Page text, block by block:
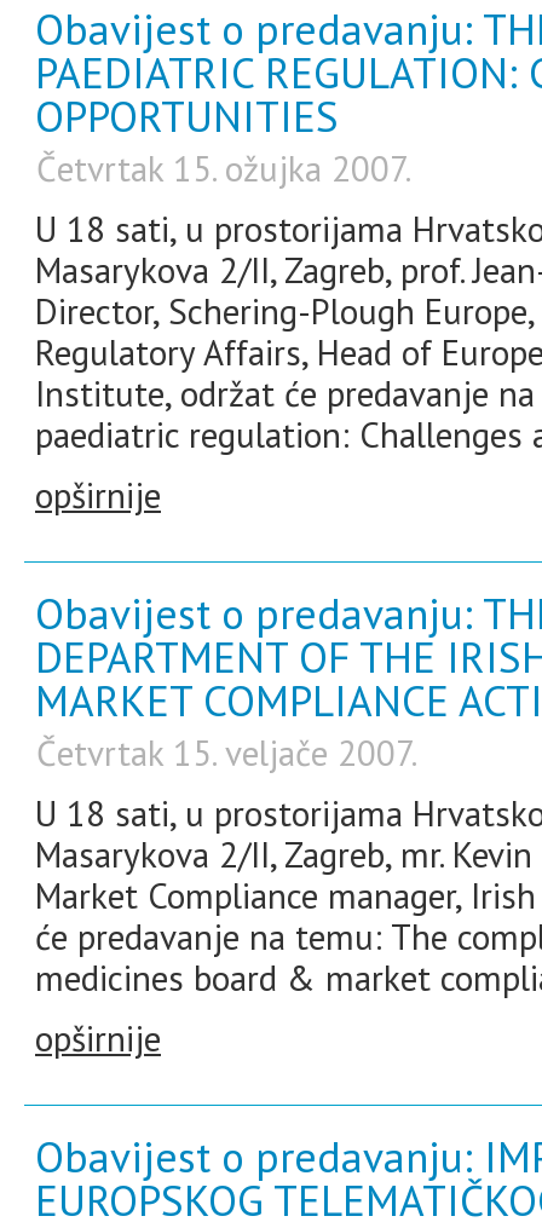
Obavijest o predavanju:
PAEDIATRIC REGULATION:
OPPORTUNITIES
Četvrtak 15. ožujka 2007.
U 18 sati, u prostorijama
Masarykova 2/II, Zagreb, prof.
Director, Schering-Plough
Regulatory Affairs, Head of
Institute, održat će predavanje
paediatric regulation: Challenges
opširnije
Obavijest o predavanju:
DEPARTMENT OF THE
MARKET COMPLIANCE
Četvrtak 15. veljače 2007.
U 18 sati, u prostorijama
Masarykova 2/II, Zagreb, mr.
Market Compliance manager,
će predavanje na temu: The
medicines board & market
opširnije
Obavijest o predavanju:
EUROPSKOG